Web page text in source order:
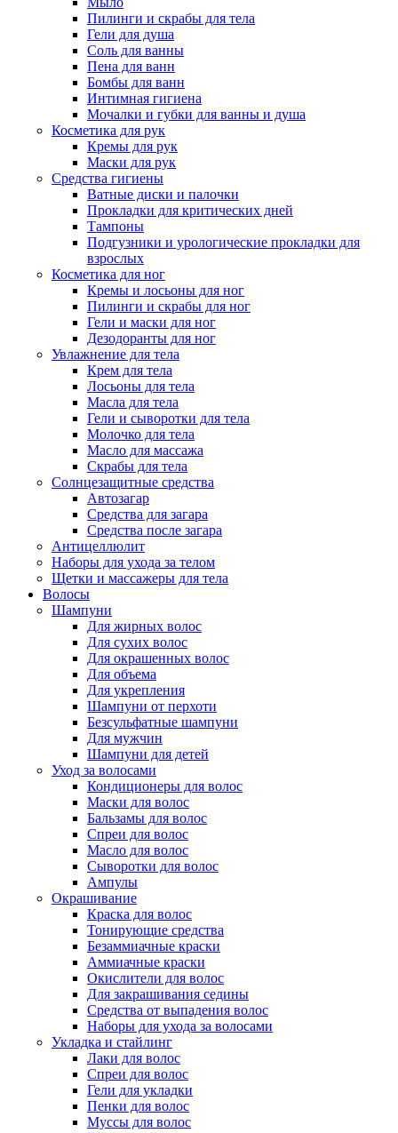
Пилинги и скрабы для тела
Гели для душа
Соль для ванны
Пена для ванн
Бомбы для ванн
Интимная гигиена
Мочалки и губки для ванны и душа
Косметика для рук
Кремы для рук
Маски для рук
Средства гигиены
Ватные диски и палочки
Прокладки для критических дней
Тампоны
Подгузники и урологические прокладки для
взрослых
Косметика для ног
Кремы и лосьоны для ног
Пилинги и скрабы для ног
Гели и маски для ног
Дезодоранты для ног
Увлажнение для тела
Крем для тела
Лосьоны для тела
Масла для тела
Гели и сыворотки для тела
Молочко для тела
Масло для массажа
Скрабы для тела
Солнцезащитные средства
Автозагар
Средства для загара
Средства после загара
Антицеллюлит
Наборы для ухода за телом
Щетки и массажеры для тела
Волосы
Шампуни
Для жирных волос
Для сухих волос
Для окрашенных волос
Для объема
Для укрепления
Шампуни от перхоти
Безсульфатные шампуни
Для мужчин
Шампуни для детей
Уход за волосами
Кондиционеры для волос
Маски для волос
Бальзамы для волос
Спреи для волос
Масло для волос
Сыворотки для волос
Ампулы
Окрашивание
Краска для волос
Тонирующие средства
Безаммиачные краски
Аммиачные краски
Окислители для волос
Для закрашивания седины
Средства от выпадения волос
Наборы для ухода за волосами
Укладка и стайлинг
Лаки для волос
Спреи для волос
Гели для укладки
Пенки для волос
Муссы для волос